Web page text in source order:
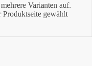
Varianten auf.
gewählt